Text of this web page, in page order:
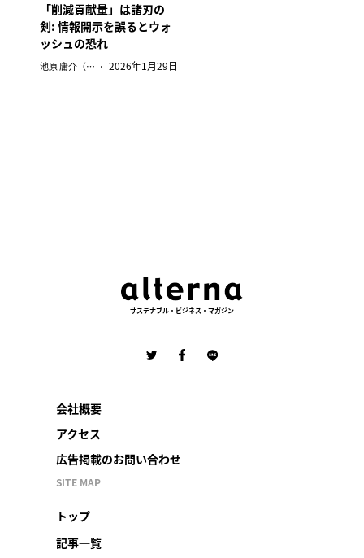
「削減貢献量」は諸刃の
剣: 情報開示を誤るとウォ
ッシュの恐れ
池原 庸介（オルタナ総研フェロー） 2026年1月29日
サステナブル・ビジネス・マガジン
会社概要
アクセス
広告掲載のお問い合わせ
SITE MAP
トップ
記事一覧